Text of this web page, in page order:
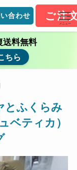
合わせ ご注
メニュー
送料無料
ちら
とふくらみ
ベティカ）